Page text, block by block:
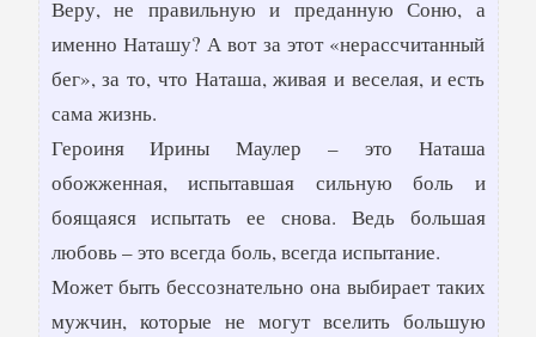
Веру, не правильную и преданную Соню, а
именно Наташу? А вот за этот «нерассчитанный
бег», за то, что Наташа, живая и веселая, и есть
сама жизнь.
Героиня Ирины Маулер – это Наташа
обожженная, испытавшая сильную боль и
боящаяся испытать ее снова. Ведь большая
любовь – это всегда боль, всегда испытание.
Может быть бессознательно она выбирает таких
мужчин, которые не могут вселить большую